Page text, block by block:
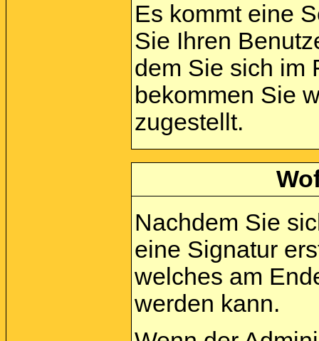
Es kommt eine
Sie Ihren
dem Sie sich im
bekommen Sie
zugestellt.
Nachdem Sie
eine Signatur
welches am
werden kann.